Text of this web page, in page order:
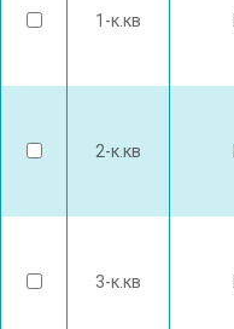
1-к.кв
2-к.кв
3-к.кв